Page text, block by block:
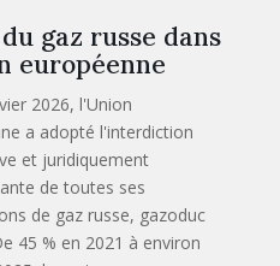
gaz russe dans
européenne
2026, l'Union
a adopté l'interdiction
et juridiquement
de toutes ses
de gaz russe, gazoduc
45 % en 2021 à environ